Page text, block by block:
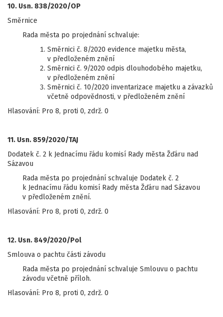
10. Usn. 838/2020/OP
Směrnice
Rada města po projednání schvaluje:
Směrnici č. 8/2020 evidence majetku města,
v předloženém znění
Směrnici č. 9/2020 odpis dlouhodobého majetku,
v předloženém znění
Směrnici č. 10/2020 inventarizace majetku a závazků
včetně odpovědnosti, v předloženém znění
Hlasování: Pro 8, proti 0, zdrž. 0
11. Usn. 859/2020/TAJ
Dodatek č. 2 k Jednacímu řádu komisí Rady města Žďáru nad
Sázavou
Rada města po projednání schvaluje Dodatek č. 2
k Jednacímu řádu komisí Rady města Žďáru nad Sázavou
v předloženém znění.
Hlasování: Pro 8, proti 0, zdrž. 0
12. Usn. 849/2020/Pol
Smlouva o pachtu části závodu
Rada města po projednání schvaluje Smlouvu o pachtu
závodu včetně příloh.
Hlasování: Pro 8, proti 0, zdrž. 0